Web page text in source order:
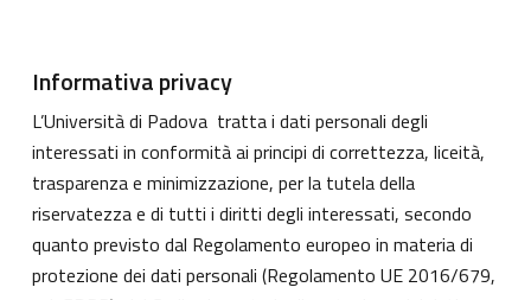
Informativa privacy
L’Università di Padova tratta i dati personali degli
interessati in conformità ai principi di correttezza, liceità,
trasparenza e minimizzazione, per la tutela della
riservatezza e di tutti i diritti degli interessati, secondo
quanto previsto dal Regolamento europeo in materia di
protezione dei dati personali (Regolamento UE 2016/679,